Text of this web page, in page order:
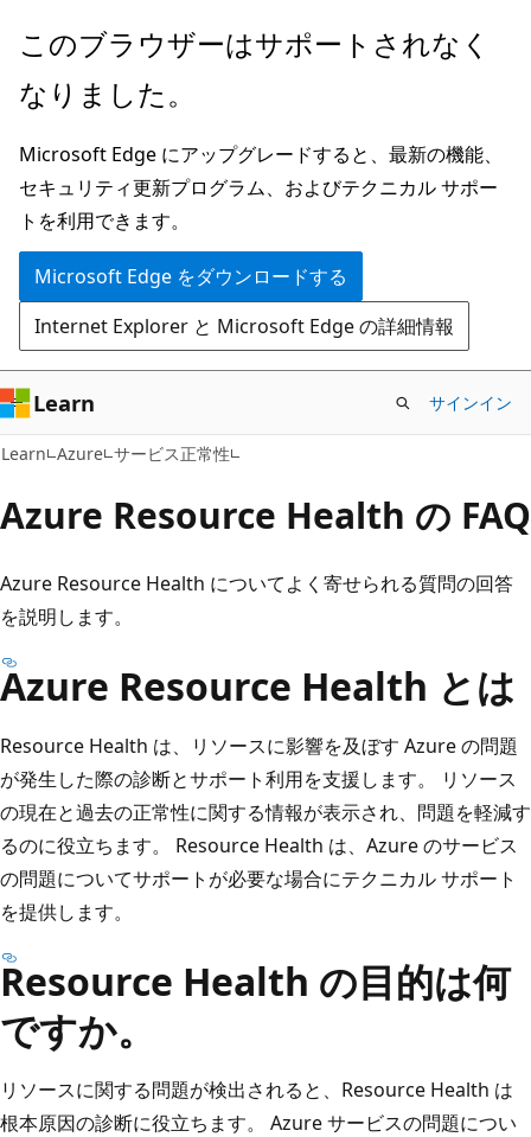
メ
ン
ン
テ
ン
ツ
に
ス
キ
ッ
プ
このブラウザーはサポートされなく
なりました。
Microsoft Edge にアップグレードすると、最新の機能、
セキュリティ更新プログラム、およびテクニカル サポー
トを利用できます。
Microsoft Edge をダウンロードする
Internet Explorer と Microsoft Edge の詳細情報
Learn サインイン
Learn Azure サービス正常性
Azure Resource Health の FAQ
Azure Resource Health についてよく寄せられる質問の回答
を説明します。
Azure Resource Health とは
Resource Health は、リソースに影響を及ぼす Azure の問題
が発生した際の診断とサポート利用を支援します。 リソース
の現在と過去の正常性に関する情報が表示され、問題を軽減す
るのに役立ちます。 Resource Health は、Azure のサービス
の問題についてサポートが必要な場合にテクニカル サポート
を提供します。
Resource Health の目的は何
ですか。
リソースに関する問題が検出されると、Resource Health は
根本原因の診断に役立ちます。 Azure サービスの問題につい